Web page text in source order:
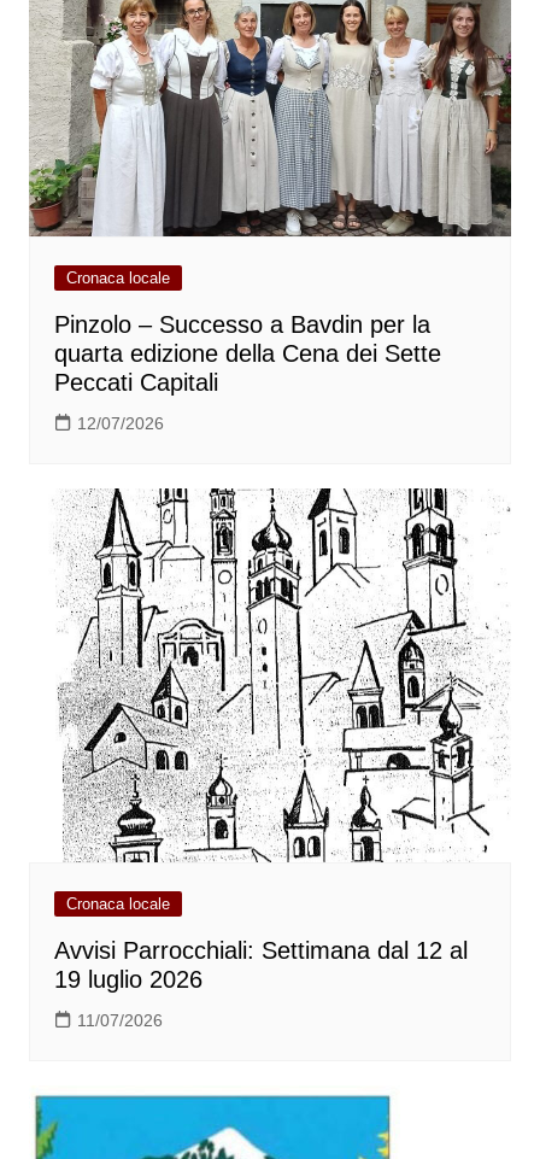
Cronaca locale
Pinzolo – Successo a Bavdin per la
quarta edizione della Cena dei Sette
Peccati Capitali
12/07/2026
Cronaca locale
Avvisi Parrocchiali: Settimana dal 12 al
19 luglio 2026
11/07/2026